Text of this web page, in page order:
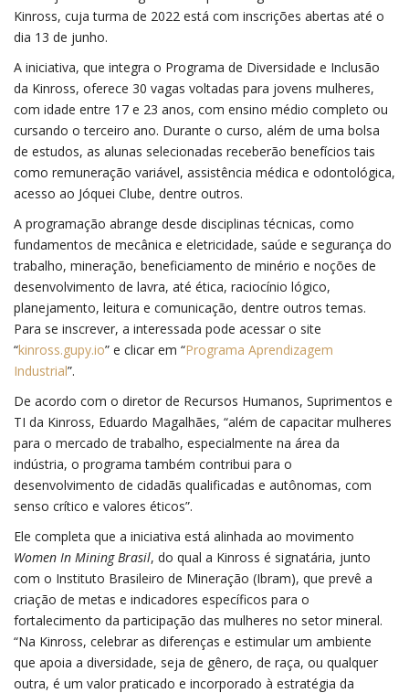
Kinross, cuja turma de 2022 está com inscrições abertas até o
dia 13 de junho.
A iniciativa, que integra o Programa de Diversidade e Inclusão
da Kinross, oferece 30 vagas voltadas para jovens mulheres,
com idade entre 17 e 23 anos, com ensino médio completo ou
cursando o terceiro ano. Durante o curso, além de uma bolsa
de estudos, as alunas selecionadas receberão benefícios tais
como remuneração variável, assistência médica e odontológica,
acesso ao Jóquei Clube, dentre outros.
A programação abrange desde disciplinas técnicas, como
fundamentos de mecânica e eletricidade, saúde e segurança do
trabalho, mineração, beneficiamento de minério e noções de
desenvolvimento de lavra, até ética, raciocínio lógico,
planejamento, leitura e comunicação, dentre outros temas.
Para se inscrever, a interessada pode acessar o site
“kinross.gupy.io” e clicar em “Programa Aprendizagem
Industrial”.
De acordo com o diretor de Recursos Humanos, Suprimentos e
TI da Kinross, Eduardo Magalhães, “além de capacitar mulheres
para o mercado de trabalho, especialmente na área da
indústria, o programa também contribui para o
desenvolvimento de cidadãs qualificadas e autônomas, com
senso crítico e valores éticos”.
Ele completa que a iniciativa está alinhada ao movimento
Women In Mining Brasil, do qual a Kinross é signatária, junto
com o Instituto Brasileiro de Mineração (Ibram), que prevê a
criação de metas e indicadores específicos para o
fortalecimento da participação das mulheres no setor mineral.
“Na Kinross, celebrar as diferenças e estimular um ambiente
que apoia a diversidade, seja de gênero, de raça, ou qualquer
outra, é um valor praticado e incorporado à estratégia da